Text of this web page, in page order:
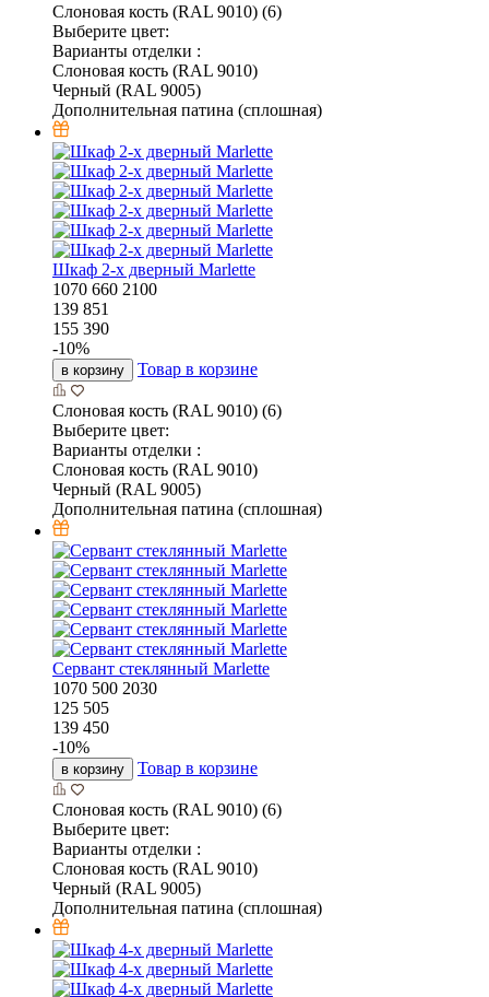
Слоновая кость (RAL 9010) (6)
Выберите цвет:
Варианты отделки :
Слоновая кость (RAL 9010)
Черный (RAL 9005)
Дополнительная патина (сплошная)
Шкаф 2-х дверный Marlette
1070 660 2100
139 851
155 390
-10%
в корзину Товар в корзине
Слоновая кость (RAL 9010) (6)
Выберите цвет:
Варианты отделки :
Слоновая кость (RAL 9010)
Черный (RAL 9005)
Дополнительная патина (сплошная)
Сервант стеклянный Marlette
1070 500 2030
125 505
139 450
-10%
в корзину Товар в корзине
Слоновая кость (RAL 9010) (6)
Выберите цвет:
Варианты отделки :
Слоновая кость (RAL 9010)
Черный (RAL 9005)
Дополнительная патина (сплошная)